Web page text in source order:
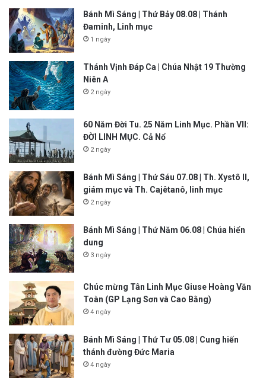
Bánh Mì Sáng | Thứ Bảy 08.08 | Thánh
Đaminh, Linh mục
1 ngày
Thánh Vịnh Đáp Ca | Chúa Nhật 19 Thường
Niên A
2 ngày
60 Năm Đời Tu. 25 Năm Linh Mục. Phần VII:
ĐỜI LINH MỤC. Cả Nổ
2 ngày
Bánh Mì Sáng | Thứ Sáu 07.08 | Th. Xystô II,
giám mục và Th. Cajêtanô, linh mục
2 ngày
Bánh Mì Sáng | Thứ Năm 06.08 | Chúa hiển
dung
3 ngày
Chúc mừng Tân Linh Mục Giuse Hoàng Văn
Toàn (GP Lạng Sơn và Cao Bằng)
4 ngày
Bánh Mì Sáng | Thứ Tư 05.08 | Cung hiến
thánh đường Đức Maria
4 ngày